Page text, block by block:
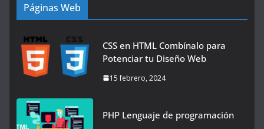
Páginas Web
CSS en HTML Combínalo para
Potenciar tu Diseño Web
15 febrero, 2024
PHP Lenguaje de programación